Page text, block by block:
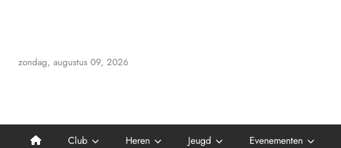
zondag, augustus 09, 2026
Club Heren Jeugd Evenementen